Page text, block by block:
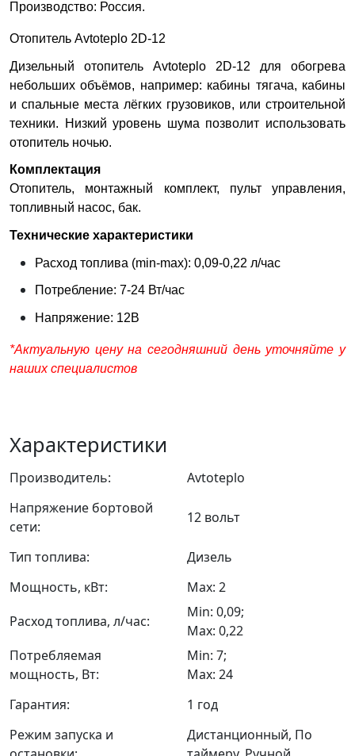
Производство: Россия.
Отопитель Avtoteplo 2D-12
Дизельный отопитель Avtoteplo 2D-12 для обогрева
небольших объёмов, например: кабины тягача, кабины
и спальные места лёгких грузовиков, или строительной
техники. Низкий уровень шума позволит использовать
отопитель ночью.
Комплектация
Отопитель, монтажный комплект, пульт управления,
топливный насос, бак.
Технические характеристики
Расход топлива (min-max): 0,09-0,22 л/час
Потребление: 7-24 Вт/час
Напряжение: 12В
*Актуальную цену на сегодняшний день уточняйте у
наших специалистов
Характеристики
Производитель:
Avtoteplo
Напряжение бортовой
сети:
12 вольт
Тип топлива:
Дизель
Мощность, кВт:
Max: 2
Расход топлива, л/час:
Min: 0,09;
Max: 0,22
Потребляемая
мощность, Вт:
Min: 7;
Max: 24
Гарантия:
1 год
Режим запуска и
Дистанционный, По